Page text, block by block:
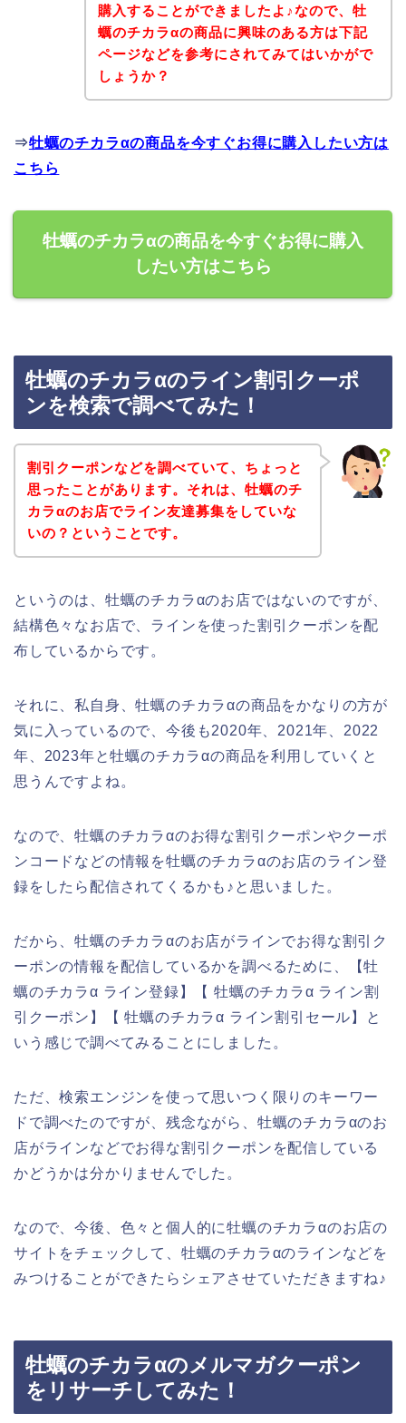
購入することができましたよ♪なので、牡
蠣のチカラαの商品に興味のある方は下記
ページなどを参考にされてみてはいかがで
しょうか？
⇒牡蠣のチカラαの商品を今すぐお得に購入したい方は
こちら
牡蠣のチカラαの商品を今すぐお得に購入
したい方はこちら
牡蠣のチカラαのライン割引クーポ
ンを検索で調べてみた！
割引クーポンなどを調べていて、ちょっと
思ったことがあります。それは、牡蠣のチ
カラαのお店でライン友達募集をしていな
いの？ということです。
というのは、牡蠣のチカラαのお店ではないのですが、
結構色々なお店で、ラインを使った割引クーポンを配
布しているからです。
それに、私自身、牡蠣のチカラαの商品をかなりの方が
気に入っているので、今後も2020年、2021年、2022
年、2023年と牡蠣のチカラαの商品を利用していくと
思うんですよね。
なので、牡蠣のチカラαのお得な割引クーポンやクーポ
ンコードなどの情報を牡蠣のチカラαのお店のライン登
録をしたら配信されてくるかも♪と思いました。
だから、牡蠣のチカラαのお店がラインでお得な割引ク
ーポンの情報を配信しているかを調べるために、【牡
蠣のチカラα ライン登録】【 牡蠣のチカラα ライン割
引クーポン】【 牡蠣のチカラα ライン割引セール】と
いう感じで調べてみることにしました。
ただ、検索エンジンを使って思いつく限りのキーワー
ドで調べたのですが、残念ながら、牡蠣のチカラαのお
店がラインなどでお得な割引クーポンを配信している
かどうかは分かりませんでした。
なので、今後、色々と個人的に牡蠣のチカラαのお店の
サイトをチェックして、牡蠣のチカラαのラインなどを
みつけることができたらシェアさせていただきますね♪
牡蠣のチカラαのメルマガクーポン
をリサーチしてみた！